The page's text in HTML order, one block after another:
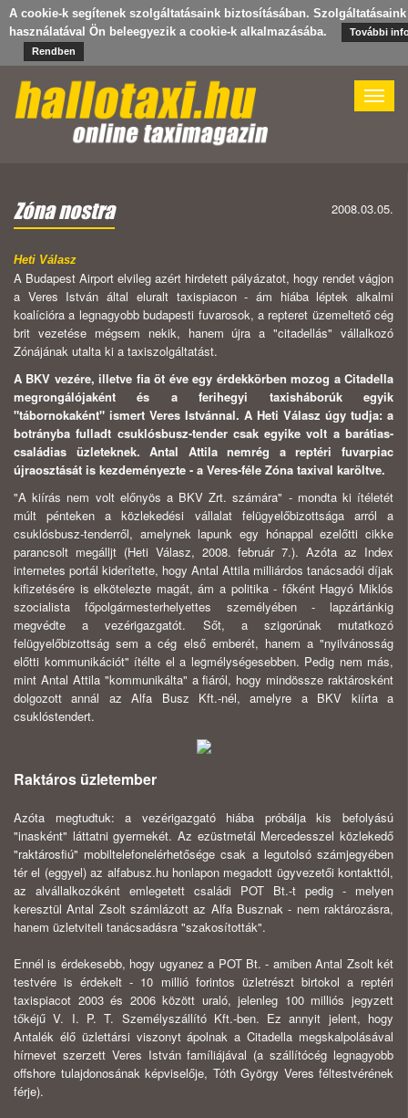
A cookie-k segítenek szolgáltatásaink biztosításában. Szolgáltatásaink
használatával Ön beleegyezik a cookie-k alkalmazásába.
További
Rendben
Toggle
Zóna nostra 2008.03.05.
Heti Válasz
A Budapest Airport elvileg azért hirdetett pályázatot, hogy rendet vágjon
a Veres István által eluralt taxispiacon - ám hiába léptek alkalmi
koalícióra a legnagyobb budapesti fuvarosok, a repteret üzemeltető cég
brit vezetése mégsem nekik, hanem újra a "citadellás" vállalkozó
Zónájának utalta ki a taxiszolgáltatást.
A BKV vezére, illetve fia öt éve egy érdekkörben mozog a Citadella
megrongálójaként és a ferihegyi taxisháborúk egyik
"tábornokaként" ismert Veres Istvánnal. A Heti Válasz úgy tudja: a
botrányba fulladt csuklósbusz-tender csak egyike volt a barátias-
családias üzleteknek. Antal Attila nemrég a reptéri fuvarpiac
újraosztását is kezdeményezte - a Veres-féle Zóna taxival karöltve.
"A kiírás nem volt előnyös a BKV Zrt. számára" - mondta ki ítéletét
múlt pénteken a közlekedési vállalat felügyelőbizottsága arról a
csuklósbusz-tenderről, amelynek lapunk egy hónappal ezelőtti cikke
parancsolt megálljt (Heti Válasz, 2008. február 7.). Azóta az Index
internetes portál kiderítette, hogy Antal Attila milliárdos tanácsadói díjak
kifizetésére is elkötelezte magát, ám a politika - főként Hagyó Miklós
szocialista főpolgármesterhelyettes személyében - lapzártánkig
megvédte a vezérigazgatót. Sőt, a szigorúnak mutatkozó
felügyelőbizottság sem a cég első emberét, hanem a "nyilvánosság
előtti kommunikációt" ítélte el a legmélységesebben. Pedig nem más,
mint Antal Attila "kommunikálta" a fiáról, hogy mindössze raktárosként
dolgozott annál az Alfa Busz Kft.-nél, amelyre a BKV kiírta a
csuklóstendert.
Raktáros üzletember
Azóta megtudtuk: a vezérigazgató hiába próbálja kis befolyású
"inasként" láttatni gyermekét. Az ezüstmetál Mercedesszel közlekedő
"raktárosfiú" mobiltelefonelérhetősége csak a legutolsó számjegyében
tér el (eggyel) az alfabusz.hu honlapon megadott ügyvezetői kontakttól,
az alvállalkozóként emlegetett családi POT Bt.-t pedig - melyen
keresztül Antal Zsolt számlázott az Alfa Busznak - nem raktározásra,
hanem üzletviteli tanácsadásra "szakosították".
Ennél is érdekesebb, hogy ugyanez a POT Bt. - amiben Antal Zsolt két
testvére is érdekelt - 10 millió forintos üzletrészt birtokol a reptéri
taxispiacot 2003 és 2006 között uraló, jelenleg 100 milliós jegyzett
tőkéjű V. I. P. T. Személyszállító Kft.-ben. Ez annyit jelent, hogy
Antalék élő üzlettársi viszonyt ápolnak a Citadella megskalpolásával
hírnevet szerzett Veres István famíliájával (a szállítócég legnagyobb
offshore tulajdonosának képviselője, Tóth György Veres féltestvérének
férje).